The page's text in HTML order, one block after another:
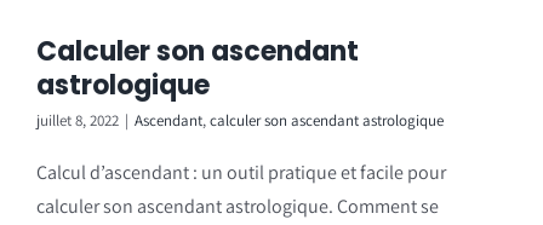
Calculer son ascendant
astrologique
juillet 8, 2022 | Ascendant,calculer son ascendant astrologique
Calcul d’ascendant : un outil pratique et facile pour
calculer son ascendant astrologique. Comment se